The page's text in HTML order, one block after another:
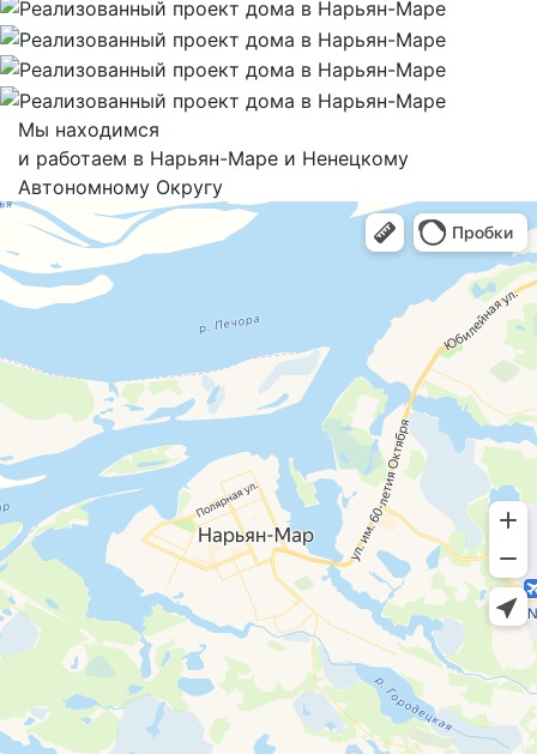
Мы находимся
и работаем в Нарьян-Маре и Ненецкому
Автономному Округу